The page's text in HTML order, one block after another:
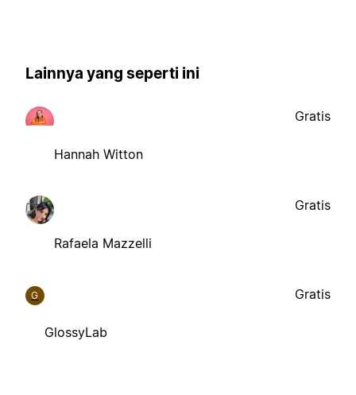
Lainnya yang seperti ini
Hannah Witton
Gratis
Rafaela Mazzelli
Gratis
G
GlossyLab
Gratis